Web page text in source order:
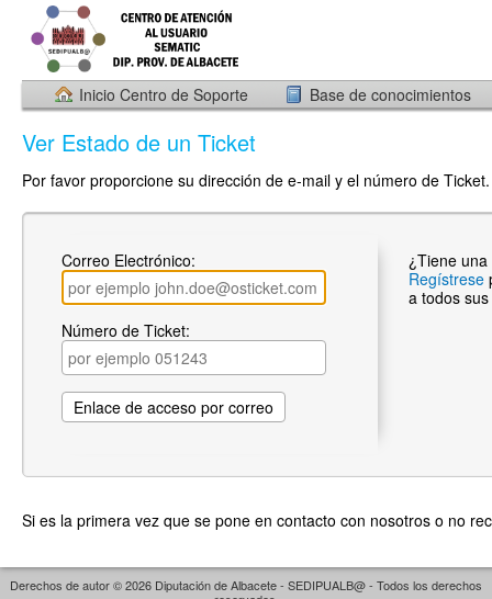
Inicio Centro de Soporte Base de conocimientos
Ver Estado de un Ticket
Por favor proporcione su dirección de e-mail y el número de
Correo Electrónico:
Número de Ticket:
¿Tiene
Regístrese
a todos
Si es la primera vez que se pone en contacto con nosotros o no
Derechos de autor © 2026 Diputación de Albacete - SEDIPUALB@ - Todos los derechos